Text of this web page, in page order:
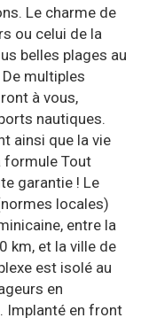
Le charme de
ou celui de la
belles plages au
De multiples
à vous,
nautiques.
ainsi que la vie
formule Tout
garantie ! Le
locales)
entre la
km, et la ville de
est isolé au
en
Implanté en front